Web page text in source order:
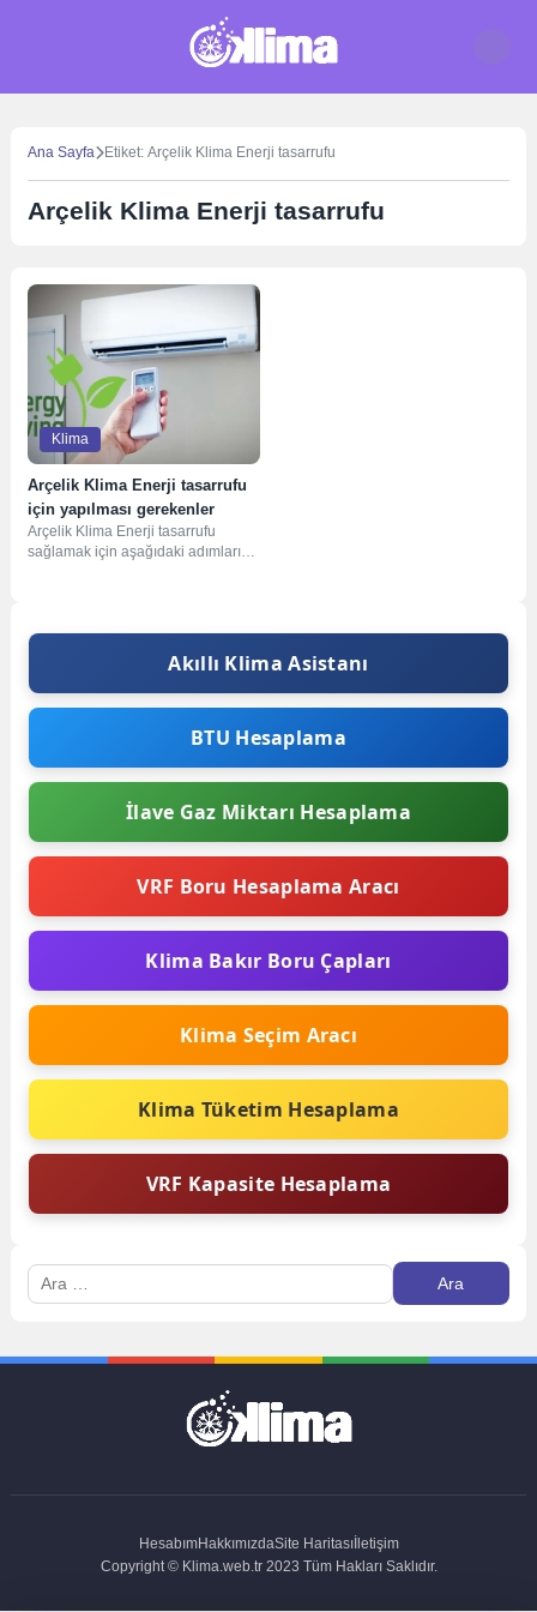
Ana Sayfa Etiket: Arçelik Klima Enerji tasarrufu
Arçelik Klima Enerji tasarrufu
Klima
Arçelik Klima Enerji tasarrufu
için yapılması gerekenler
Arçelik Klima Enerji tasarrufu
sağlamak için aşağıdaki adımları
Akıllı Klima Asistanı
BTU Hesaplama
İlave Gaz Miktarı Hesaplama
VRF Boru Hesaplama Aracı
Klima Bakır Boru Çapları
Klima Seçim Aracı
Klima Tüketim Hesaplama
VRF Kapasite Hesaplama
Arama:
HesabımHakkımızdaSite Haritasıİletişim
Copyright © Klima.web.tr 2023 Tüm Hakları Saklıdır.